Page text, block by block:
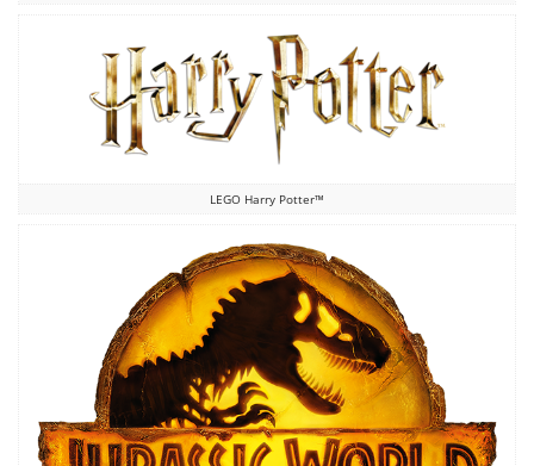
LEGO Harry Potter™